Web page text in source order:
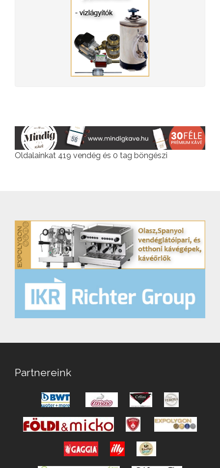
Oldalainkat 419 vendég és 0 tag böngészi
Partnereink